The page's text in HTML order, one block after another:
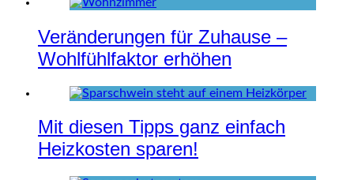
Veränderungen für Zuhause –
Wohlfühlfaktor erhöhen
Mit diesen Tipps ganz einfach
Heizkosten sparen!